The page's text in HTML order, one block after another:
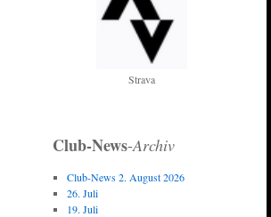
Strava
Club-News-Archiv
Club-News 2. August 2026
26. Juli
19. Juli